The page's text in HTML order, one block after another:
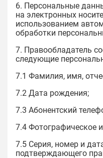
6. Персональные
на электронных
использованием
обработки
7. Правообладатель
следующие
7.1 Фамилия, имя,
7.2 Дата рождения;
7.3 Абонентский
7.4 Фотографическое
7.5 Серия, номер и
подтверждающего